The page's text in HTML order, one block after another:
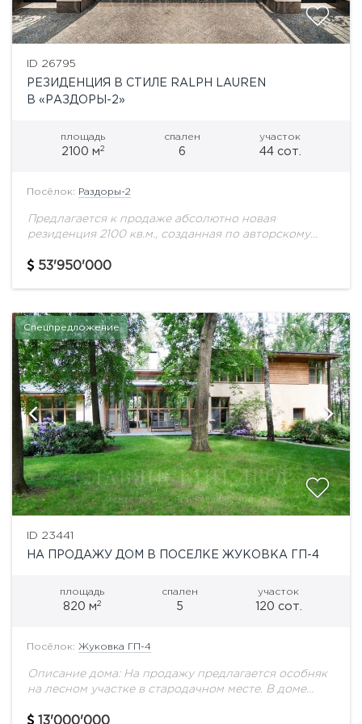
ID 26795
РЕЗИДЕНЦИЯ В СТИЛЕ RALPH LAUREN
В «РАЗДОРЫ-2»
площадь
2100 м2
спален
6
участок
44 сот.
Посёлок: Раздоры-2
Предлагается к продаже абсолютно новая
резиденция 2100 кв.м., созданная по авторскому
архитектуры с интерьером в эстетике Ralph Lauren.
53'950'000
Спецпредложение
ID 23441
НА ПРОДАЖУ ДОМ В ПОСЕЛКЕ ЖУКОВКА ГП-4
площадь
820 м2
спален
5
участок
120 сот.
Посёлок: Жуковка ГП-4
Описание дома: На продажу предлагается особняк
на лесном участке в стародачном месте. В доме
тренажерный зал, 5 спален, 5 с/у. Выполнена
13'000'000